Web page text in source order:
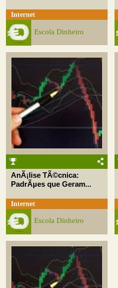
Internet
Escola Dinheiro
AnÃ¡lise TÃ©cnica:
PadrÃµes que Geram...
Internet
Escola Dinheiro